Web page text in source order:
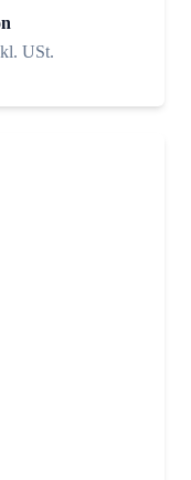
USt.